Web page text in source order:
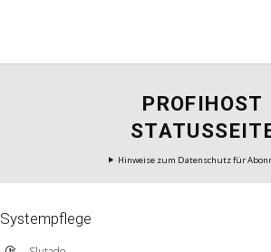
PROFIHOST
Hinweise zum Datenschutz für
Systempflege